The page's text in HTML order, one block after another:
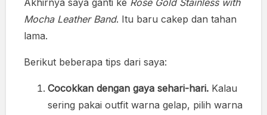
Akhirnya saya ganti ke Rose Gold Stainless with
Mocha Leather Band. Itu baru cakep dan tahan
lama.
Berikut beberapa tips dari saya:
Cocokkan dengan gaya sehari-hari. Kalau
sering pakai outfit warna gelap, pilih warna